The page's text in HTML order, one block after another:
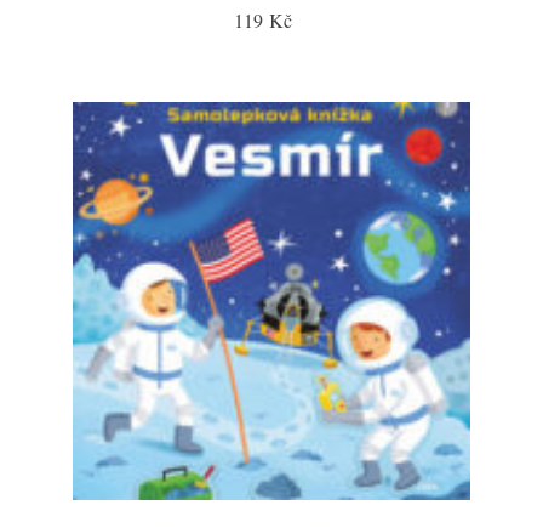
119 Kč